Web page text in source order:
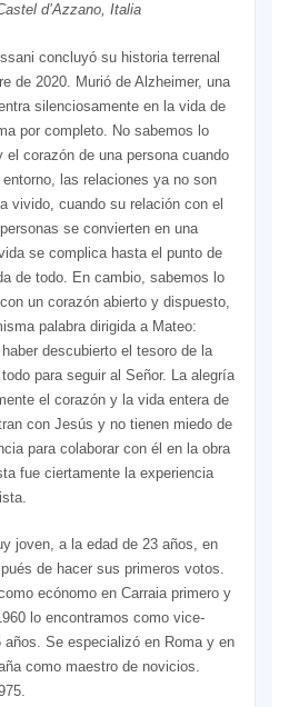
d’Azzano, Italia
concluyó su historia terrenal
de 2020. Murió de Alzheimer, una
silenciosamente en la vida de
por completo. No sabemos lo
corazón de una persona cuando
las relaciones ya no son
vivido, cuando su relación con el
se convierten en una
se complica hasta el punto de
de todo. En cambio, sabemos lo
un corazón abierto y dispuesto,
palabra dirigida a Mateo:
descubierto el tesoro de la
para seguir al Señor. La alegría
el corazón y la vida entera de
con Jesús y no tienen miedo de
para colaborar con él en la obra
fue ciertamente la experiencia
joven, a la edad de 23 años, en
de hacer sus primeros votos.
ecónomo en Carraia primero y
lo encontramos como vice-
años. Se especializó en Roma y en
como maestro de novicios.